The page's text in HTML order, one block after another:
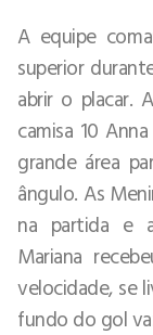
A equipe
superior
abrir o placar.
camisa 10
grande área
ângulo. As
na partida e
Mariana
velocidade, se
fundo do gol